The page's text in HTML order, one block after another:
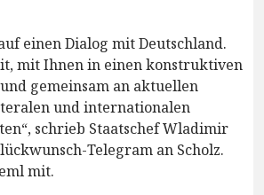
einen Dialog mit Deutschland.
mit Ihnen in einen konstruktiven
gemeinsam an aktuellen
und internationalen
schrieb Staatschef Wladimir
Telegram an Scholz.
mit.